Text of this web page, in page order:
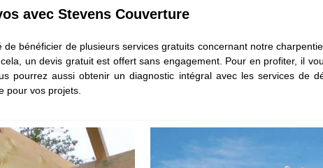
avec Stevens Couverture
bénéficier de plusieurs services gratuits concernant notre
un devis gratuit est offert sans engagement. Pour en profiter, il
pourrez aussi obtenir un diagnostic intégral avec les services de
pour vos projets.